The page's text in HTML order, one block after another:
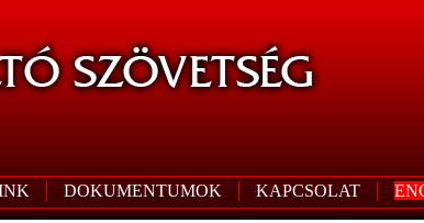
DOKUMENTUMOK KAPCSOLAT